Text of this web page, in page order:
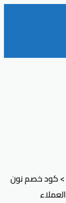
>كود خصم نون